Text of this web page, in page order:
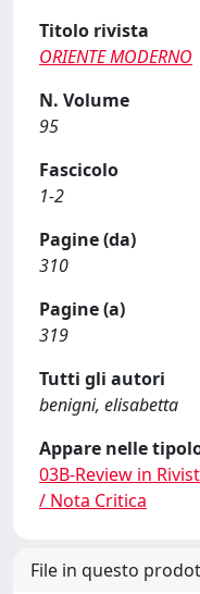
Titolo rivista
ORIENTE MODERNO
N. Volume
95
Fascicolo
1-2
Pagine (da)
310
Pagine (a)
319
Tutti gli autori
benigni, elisabetta
Appare nelle
03B-Review in
/ Nota Critica
File in questo